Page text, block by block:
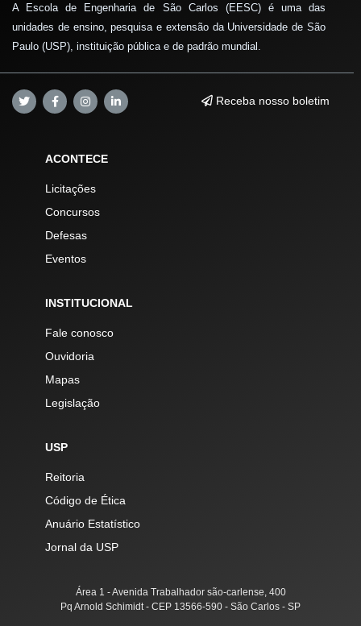
A Escola de Engenharia de São Carlos (EESC) é uma das
unidades de ensino, pesquisa e extensão da Universidade de São
Paulo (USP), instituição pública e de padrão mundial.
Receba nosso boletim
ACONTECE
Licitações
Concursos
Defesas
Eventos
INSTITUCIONAL
Fale conosco
Ouvidoria
Mapas
Legislação
USP
Reitoria
Código de Ética
Anuário Estatístico
Jornal da USP
Área 1 - Avenida Trabalhador são-carlense, 400
Pq Arnold Schimidt - CEP 13566-590 - São Carlos - SP